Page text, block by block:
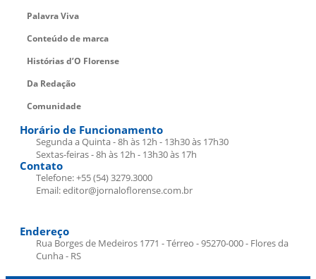
Palavra Viva
Conteúdo de marca
Histórias d’O Florense
Da Redação
Comunidade
Horário de Funcionamento
Segunda a Quinta - 8h às 12h - 13h30 às 17h30
Sextas-feiras - 8h às 12h - 13h30 às 17h
Contato
Telefone: +55 (54) 3279.3000
Email: editor@jornaloflorense.com.br
Endereço
Rua Borges de Medeiros 1771 - Térreo - 95270-000 - Flores da
Cunha - RS